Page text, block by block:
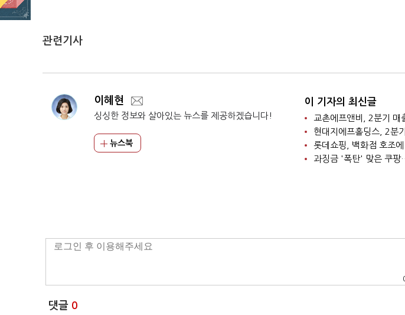
관련기사
이혜현
싱싱한 정보와 살아있는 뉴스를 제공하겠습니다!
뉴스북
이 기자의 최신글
교촌에프앤비, 2분기
롯데쇼핑, 백화점 호조
과징금 '폭탄' 맞은 쿠
댓글 0